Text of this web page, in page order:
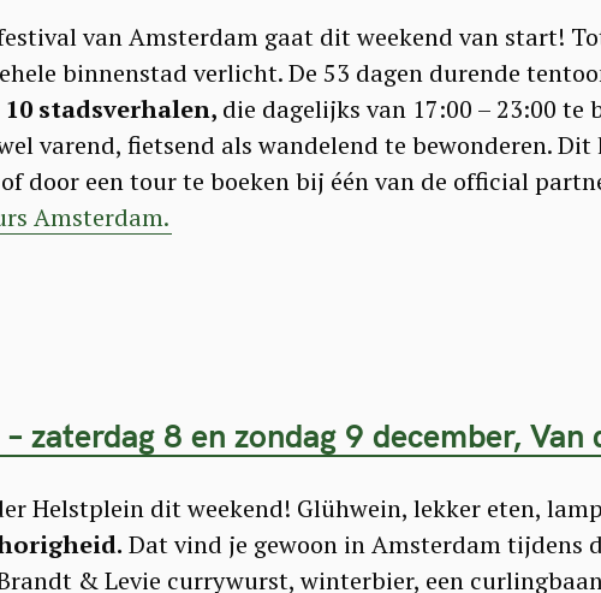
van Amsterdam gaat dit weekend van start!
binnenstad verlicht. De 53 dagen durende
stadsverhalen, die dagelijks van 17:00 – 23:00 te
varend, fietsend als wandelend te bewonderen. Dit
door een tour te boeken bij één van de official
Amsterdam.
zaterdag 8 en zondag 9 december,
Helstplein dit weekend! Glühwein, lekker eten,
Dat vind je gewoon in Amsterdam tijdens
& Levie currywurst, winterbier, een